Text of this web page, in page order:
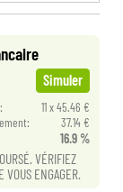
Simuler
11 x 45.46 €
37.14 €
16.9 %
VÉRIFIEZ
VOUS ENGAGER.